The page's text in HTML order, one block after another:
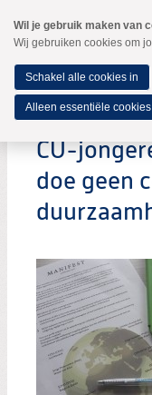
naar
Spring
de
inhoud
Spring
naar
hoofdmenu
CU-
doe geen
Wil je gebruik maken van
Wij gebruiken cookies om
Schakel alle cookies in
Alleen essentiële cookies